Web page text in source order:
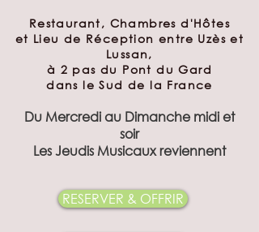
Restaurant, Chambres d'Hôtes
et Lieu de Réception entre Uzès et
Lussan,
à 2 pas du Pont du Gard
dans le Sud de la France
Du Mercredi au Dimanche midi et
soir
Les Jeudis Musicaux reviennent
RESERVER & OFFRIR